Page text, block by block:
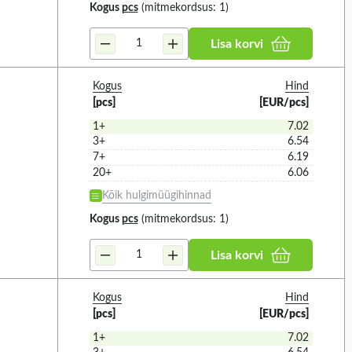
VALIGE KÕIK
IP34 (2)
IP44 (1)
IP65 (27)
Colour 67
Kogus pcs(mitmekordsus: 1)
Lisa korvi
Kogus
[pcs]
Hind
[EUR/pcs]
1+
7.02
3+
6.54
7+
6.19
20+
6.06
Kõik hulgimüügihinnad
Kogus pcs(mitmekordsus: 1)
Lisa korvi
Kogus
[pcs]
Hind
[EUR/pcs]
1+
7.02